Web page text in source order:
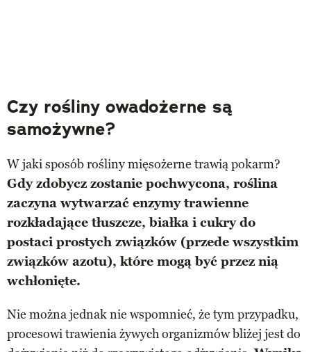
Czy rośliny owadożerne są
samożywne?
W jaki sposób rośliny mięsożerne trawią pokarm?
Gdy zdobycz zostanie pochwycona, roślina
zaczyna wytwarzać enzymy trawienne
rozkładające tłuszcze, białka i cukry do
postaci prostych związków (przede wszystkim
związków azotu), które mogą być przez nią
wchłonięte.
Nie można jednak nie wspomnieć, że tym przypadku,
procesowi trawienia żywych organizmów bliżej jest do